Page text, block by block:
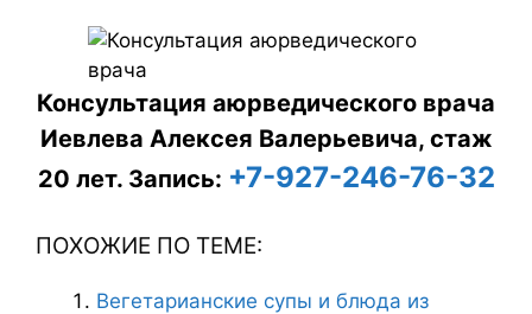
Консультация аюрведического врача
Иевлева Алексея Валерьевича, стаж
20 лет. Запись: +7-927-246-76-32
ПОХОЖИЕ ПО ТЕМЕ:
Вегетарианские супы и блюда из